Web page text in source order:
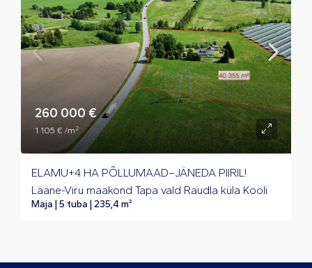
260 000 €
1 105 € /m2
ELAMU+4 HA PÕLLUMAAD–JÄNEDA PIIRIL!
Lääne-Viru maakond Tapa vald Raudla küla Kooli
Maja | 5 tuba | 235,4 m²